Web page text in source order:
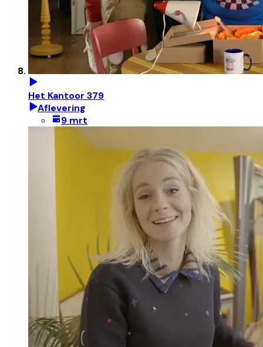
Het Kantoor 379
Aflevering
9 mrt